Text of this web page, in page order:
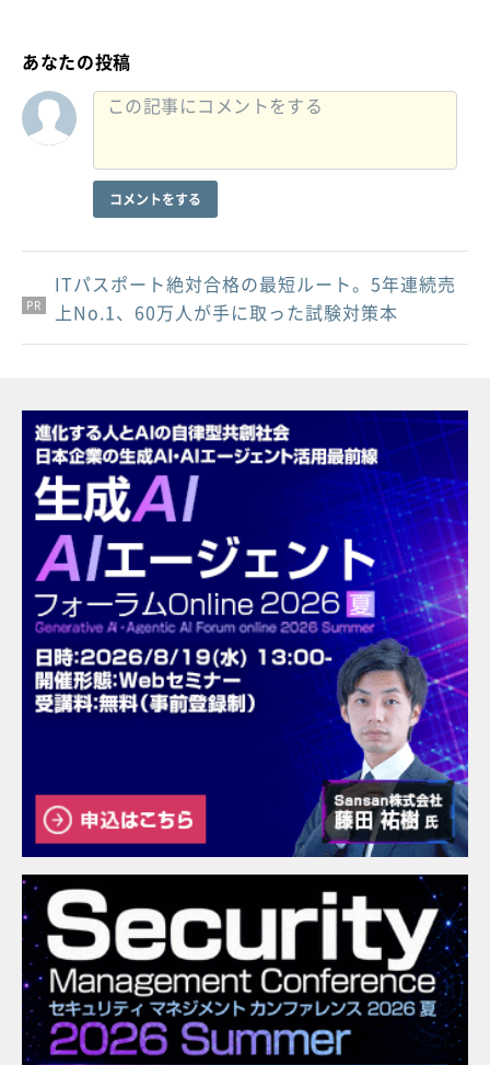
あなたの投稿
コメントをする
PR
PR
PR
ITパスポート絶対合格の最短ルート。5年連続売
上No.1、60万人が手に取った試験対策本